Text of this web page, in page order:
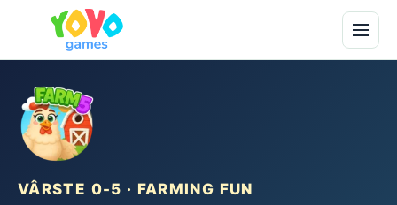
VÂRSTE 0-5 · FARMING FUN